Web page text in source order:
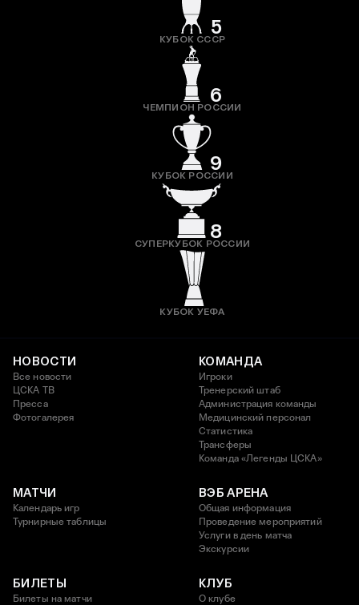
5
КУБОК СССР
6
ЧЕМПИОН РОССИИ
9
КУБОК РОССИИ
8
СУПЕРКУБОК РОССИИ
КУБОК УЕФА
НОВОСТИ
Все новости
ЦСКА ТВ
Пресса
Фотогалерея
КОМАНДА
Игроки
Тренерский штаб
Администрация команды
Медицинский персонал
Статистика
Трансферы
Команда «Легенды ЦСКА»
МАТЧИ
Календарь игр
Турнирные таблицы
ВЭБ АРЕНА
Общая информация
Проведение мероприятий
Услуги в день матча
Экскурсии
БИЛЕТЫ
Билеты на матчи
КЛУБ
О клубе